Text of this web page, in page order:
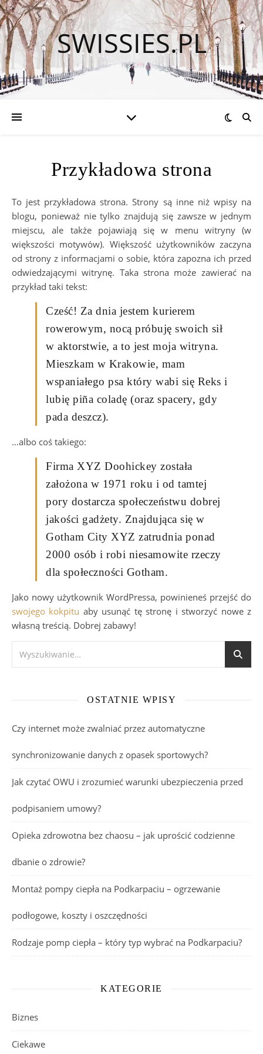
SWISSIES.PL
Przykładowa strona
To jest przykładowa strona. Strony są inne niż wpisy na
blogu, ponieważ nie tylko znajdują się zawsze w jednym
miejscu, ale także pojawiają się w menu witryny (w
większości motywów). Większość użytkowników zaczyna
od strony z informacjami o sobie, która zapozna ich przed
odwiedzającymi witrynę. Taka strona może zawierać na
przykład taki tekst:
Cześć! Za dnia jestem kurierem
rowerowym, nocą próbuję swoich sił
w aktorstwie, a to jest moja witryna.
Mieszkam w Krakowie, mam
wspaniałego psa który wabi się Reks i
lubię piña coladę (oraz spacery, gdy
pada deszcz).
…albo coś takiego:
Firma XYZ Doohickey została
założona w 1971 roku i od tamtej
pory dostarcza społeczeństwu dobrej
jakości gadżety. Znajdująca się w
Gotham City XYZ zatrudnia ponad
2000 osób i robi niesamowite rzeczy
dla społeczności Gotham.
Jako nowy użytkownik WordPressa, powinieneś przejść do
swojego kokpitu aby usunąć tę stronę i stworzyć nowe z
własną treścią. Dobrej zabawy!
OSTATNIE WPISY
Czy internet może zwalniać przez automatyczne
synchronizowanie danych z opasek sportowych?
Jak czytać OWU i zrozumieć warunki ubezpieczenia przed
podpisaniem umowy?
Opieka zdrowotna bez chaosu – jak uprościć codzienne
dbanie o zdrowie?
Montaż pompy ciepła na Podkarpaciu – ogrzewanie
podłogowe, koszty i oszczędności
Rodzaje pomp ciepła – który typ wybrać na Podkarpaciu?
KATEGORIE
Biznes
Ciekawe